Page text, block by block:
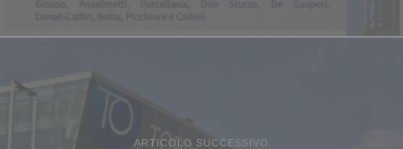
ARTICOLO SUCCESSIVO